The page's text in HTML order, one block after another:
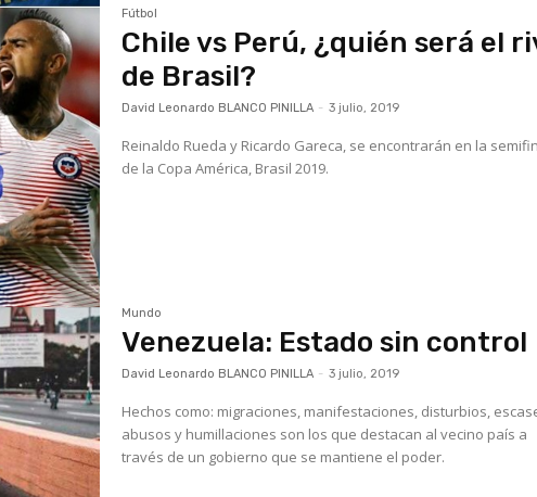
Fútbol
Chile vs Perú, ¿quién será el
de Brasil?
David Leonardo BLANCO PINILLA - 3 julio, 2019
Reinaldo Rueda y Ricardo Gareca, se encontrarán en la
de la Copa América, Brasil 2019.
Mundo
Venezuela: Estado sin control
David Leonardo BLANCO PINILLA - 3 julio, 2019
Hechos como: migraciones, manifestaciones, disturbios,
abusos y humillaciones son los que destacan al vecino país a
través de un gobierno que se mantiene el poder.